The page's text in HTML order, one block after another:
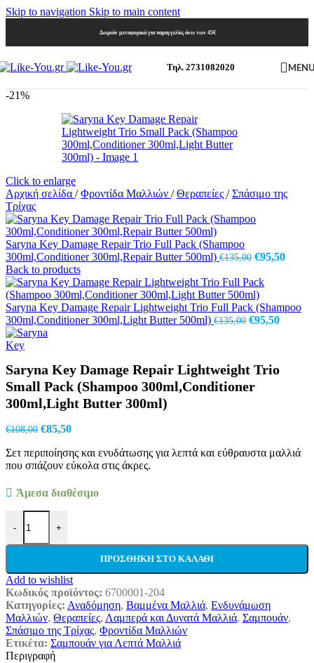
Skip to navigation Skip to main content
Δωρεάν μεταφορικά για παραγγελίες άνω των 45€
Τηλ. 2731082020
-21%
Click to enlarge
Αρχική σελίδα / Φροντίδα Μαλλιών / Θεραπείες / Σπάσιμο της
Τρίχας
Saryna Key Damage Repair Trio Full Pack (Shampoo
300ml,Conditioner 300ml,Repair Butter 500ml) €135,00 Original
was:
€135,00.
€95,50Η
Back to products
Saryna Key Damage Repair Lightweight Trio Full Pack (Shampoo
300ml,Conditioner 300ml,Light Butter 500ml) €135,00 Original
€95,50Η
€95,50.
Saryna Key Damage Repair Lightweight Trio
Small Pack (Shampoo 300ml,Conditioner
300ml,Light Butter 300ml)
€108,00 Original
was:
€108,00.
€85,50Η
τιμή
είναι:
Σετ περιποίησης και ενυδάτωσης για λεπτά και εύθραυστα μαλλιά
που σπάζουν εύκολα στις άκρες.
Άμεσα διαθέσιμο
-
Saryna Key Damage Repair Lightweight Trio Small Pack
+
ΠΡΟΣΘΉΚΗ ΣΤΟ ΚΑΛΆΘΙ
Add to wishlist
Κωδικός προϊόντος: 6700001-204
Κατηγορίες: Αναδόμηση, Βαμμένα Μαλλιά, Ενδυνάμωση
Μαλλιών, Θεραπείες, Λαμπερά και Δυνατά Μαλλιά, Σαμπουάν,
Σπάσιμο της Τρίχας, Φροντίδα Μαλλιών
Ετικέτα: Σαμπουάν για Λεπτά Μαλλιά
Περιγραφή